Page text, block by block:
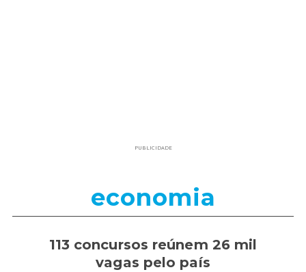
PUBLICIDADE
economia
113 concursos reúnem 26 mil
vagas pelo país